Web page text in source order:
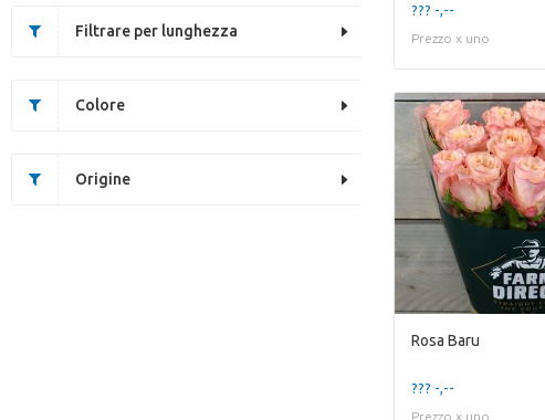
Filtrare per lunghezza
Colore
Origine
??? -,--
Prezzo x uno
Rosa Baru
??? -,--
Prezzo x uno